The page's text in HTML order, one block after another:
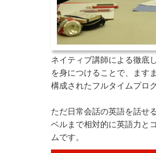
ネイティブ講師による徹底
を身につけることで、ます
構成されたフルタイムプロ
ただ日常会話の英語を話せ
ベルまで相対的に英語力と
ムです。